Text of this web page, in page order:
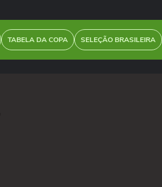
TABELA DA COPA SELEÇÃO BRASILEIRA